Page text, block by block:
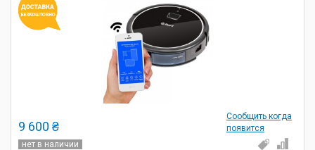
Сообщить когда
появится
9 600 ₴
нет в наличии